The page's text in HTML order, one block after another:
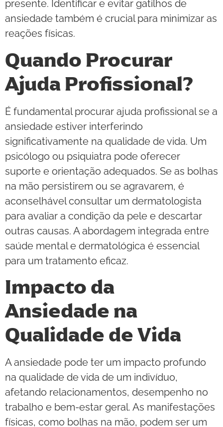
presente. Identificar e evitar gatilhos de
ansiedade também é crucial para minimizar as
reações físicas.
Quando Procurar
Ajuda Profissional?
É fundamental procurar ajuda profissional se a
ansiedade estiver interferindo
significativamente na qualidade de vida. Um
psicólogo ou psiquiatra pode oferecer
suporte e orientação adequados. Se as bolhas
na mão persistirem ou se agravarem, é
aconselhável consultar um dermatologista
para avaliar a condição da pele e descartar
outras causas. A abordagem integrada entre
saúde mental e dermatológica é essencial
para um tratamento eficaz.
Impacto da
Ansiedade na
Qualidade de Vida
A ansiedade pode ter um impacto profundo
na qualidade de vida de um indivíduo,
afetando relacionamentos, desempenho no
trabalho e bem-estar geral. As manifestações
físicas, como bolhas na mão, podem ser um